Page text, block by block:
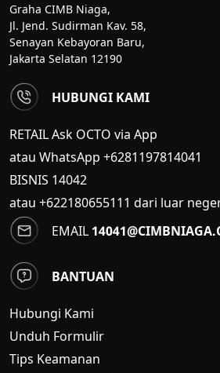
Graha CIMB Niaga,
Jl. Jend. Sudirman Kav. 58,
Senayan Kebayoran Baru,
Jakarta Selatan 12190
HUBUNGI KAMI
RETAIL Ask OCTO via App
atau WhatsApp +6281197814041
BISNIS 14042
atau +622180655111 dari luar
EMAIL
BANTUAN
Hubungi Kami
Unduh Formulir
Tips Keamanan